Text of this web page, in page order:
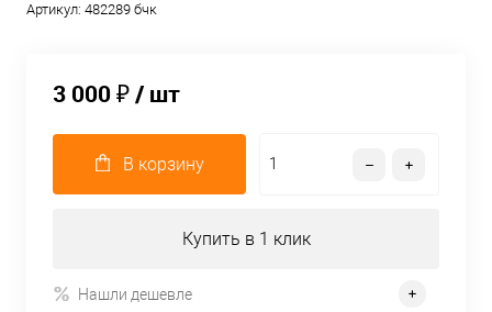
Артикул: 482289 бчк
3 000 ₽/ шт
В корзину
Купить в 1 клик
Нашли дешевле